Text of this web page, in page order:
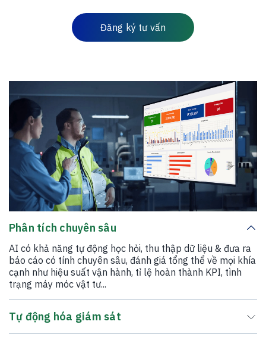
Đăng ký tư vấn
Phân tích chuyên sâu
AI có khả năng tự động học hỏi, thu thập dữ liệu & đưa ra
báo cáo có tính chuyên sâu, đánh giá tổng thể về mọi khía
cạnh như hiệu suất vận hành, tỉ lệ hoàn thành KPI, tình
trạng máy móc vật tư...
Tự động hóa giám sát